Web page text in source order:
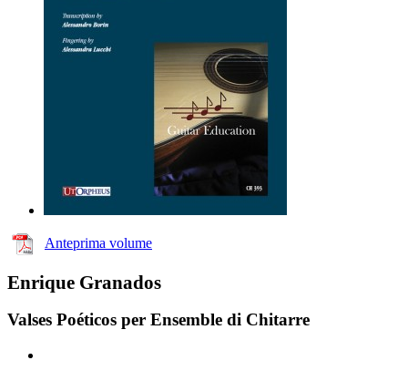
Anteprima volume
Enrique Granados
Valses Poéticos per Ensemble di Chitarre